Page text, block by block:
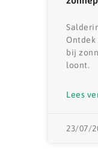
bij
loont.
Lees
23/07/